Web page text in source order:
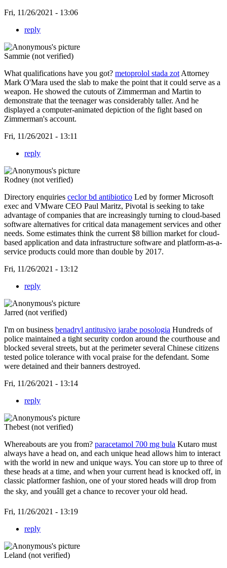
Fri, 11/26/2021 - 13:06
reply
Sammie (not verified)
What qualifications have you got? metoprolol stada zot Attorney
Mark O'Mara used the slab to make the point that it could serve as a
weapon. He showed the cutouts of Zimmerman and Martin to
demonstrate that the teenager was considerably taller. And he
displayed a computer-animated depiction of the fight based on
Zimmerman's account.
Fri, 11/26/2021 - 13:11
reply
Rodney (not verified)
Directory enquiries ceclor bd antibiotico Led by former Microsoft
exec and VMware CEO Paul Maritz, Pivotal is seeking to take
advantage of companies that are increasingly turning to cloud-based
software alternatives for critical data management services and other
needs. Some estimates think the current $8 billion market for cloud-
based application and data infrastructure software and platform-as-a-
service products could more than double by 2017.
Fri, 11/26/2021 - 13:12
reply
Jarred (not verified)
I'm on business benadryl antitusivo jarabe posologia Hundreds of
police maintained a tight security cordon around the courthouse and
blocked several streets, but at the perimeter several Chinese citizens
tested police tolerance with vocal praise for the defendant. Some
were detained and their banners destroyed.
Fri, 11/26/2021 - 13:14
reply
Thebest (not verified)
Whereabouts are you from? paracetamol 700 mg bula Kutaro must
always have a head on, and each unique head allows him to interact
with the world in new and unique ways. You can store up to three of
these heads at a time, and when your current head is knocked off, in
classic platformer fashion, one of your stored heads will drop from
the sky, and youâll get a chance to recover your old head.
Fri, 11/26/2021 - 13:19
reply
Leland (not verified)